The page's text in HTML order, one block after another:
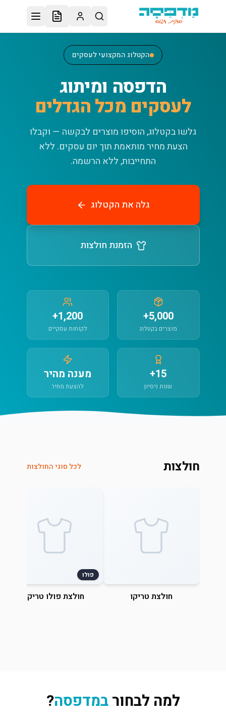
דלג לתוכן הראשי
הקטלוג המקצועי לעסקים
הדפסה ומיתוג
לעסקים מכל הגדלים
גלשו בקטלוג, הוסיפו מוצרים לבקשה — וקבלו
הצעת מחיר מותאמת תוך יום עסקים. ללא
התחייבות, ללא הרשמה.
גלה את הקטלוג
הזמנת חולצות
5,000+
מוצרים בקטלוג
1,200+
לקוחות עסקיים
15+
שנות ניסיון
מענה מהיר
להצעת מחיר
חולצות לכל סוגי החולצות
חולצת טריקו
פולו
חולצת פולו טריקו
למה לבחורבמדפסה?